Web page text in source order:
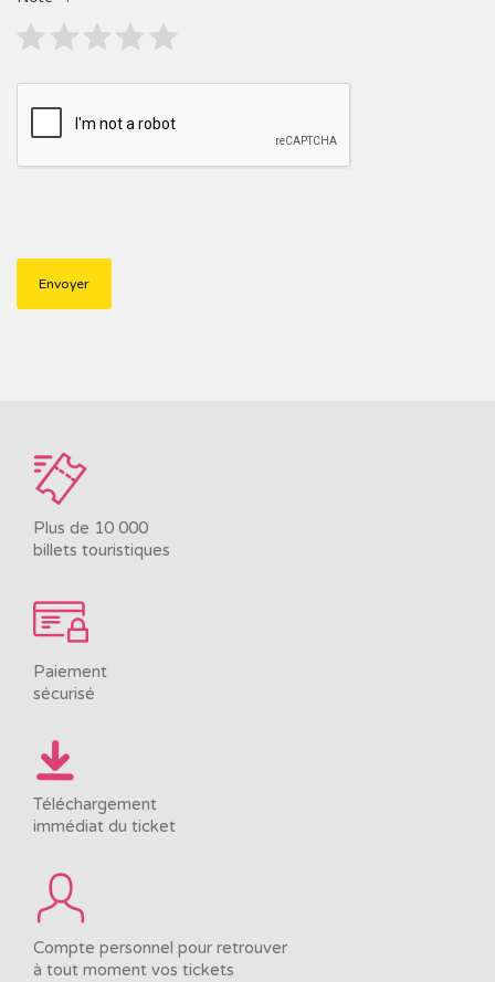
Plus de 10 000
billets touristiques
Paiement
sécurisé
Téléchargement
immédiat du ticket
Compte personnel pour retrouver
à tout moment vos tickets